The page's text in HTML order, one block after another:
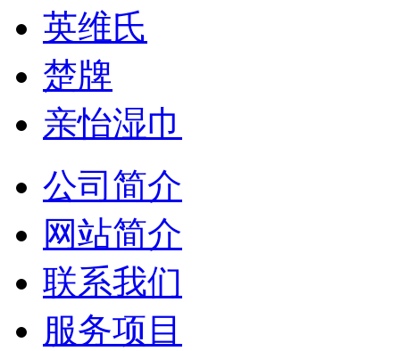
英维氏
楚牌
亲怡湿巾
公司简介
网站简介
联系我们
服务项目